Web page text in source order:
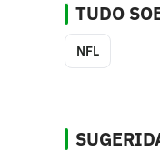
TUDO
NFL